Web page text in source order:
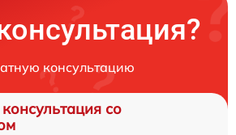
консультацию
со